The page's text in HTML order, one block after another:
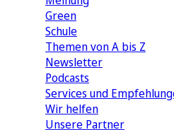
Green
Schule
Themen von A bis Z
Newsletter
Podcasts
Services und
Wir helfen
Unsere Partner